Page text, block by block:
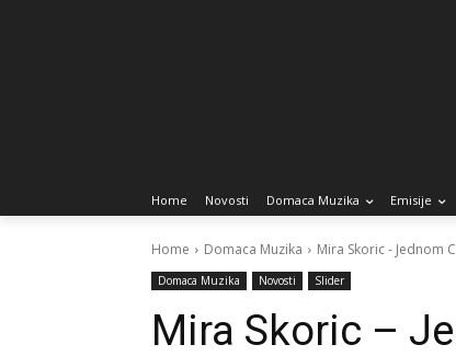
Home Novosti Domaca Muzika Emisije
Home Domaca Muzika Mira Skoric - Jednom
Domaca Muzika Novosti Slider
Mira Skoric –